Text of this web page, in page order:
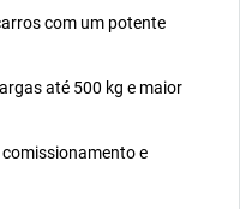
com um potente
até 500 kg e maior
e